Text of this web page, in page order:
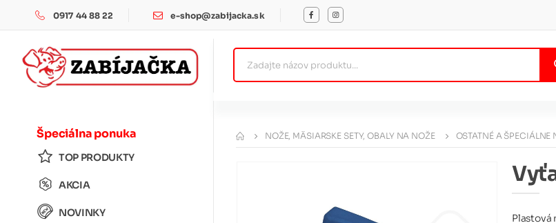
0917 44 88 22 e-shop@zabijacka.sk
Špeciálna ponuka
TOP PRODUKTY
AKCIA
NOVINKY
NOŽE, MÄSIARSKE SETY, OBALY NA NOŽE OSTATNÉ A ŠPECIÁLNE
Plastová